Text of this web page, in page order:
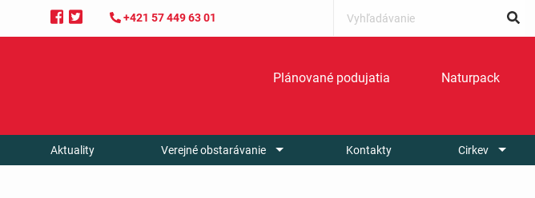
+421 57 449 63 01
Plánované podujatia Naturpack
Aktuality Verejné obstarávanie Kontakty Cirkev